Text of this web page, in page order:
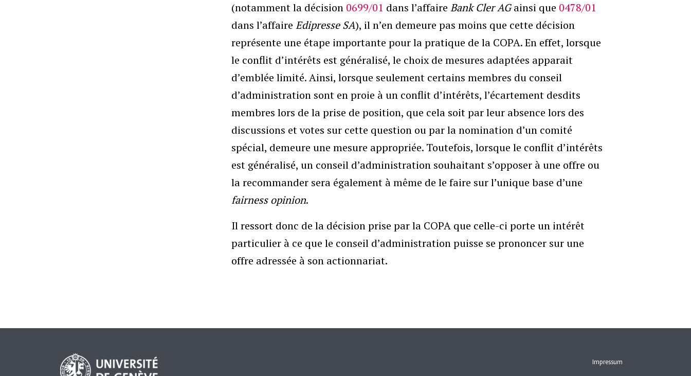
(notamment la décision 0699/01 dans l’affaire Bank Cler AGainsi que 0478/01
dans l’affaire Edipresse SA), il n’en demeure pas moins que cette décision
représente une étape importante pour la pratique de la COPA. En effet, lorsque
le conflit d’intérêts est généralisé, le choix de mesures adaptées apparait
d’emblée limité. Ainsi, lorsque seulement certains membres du conseil
d’administration sont en proie à un conflit d’intérêts, l’écartement desdits
membres lors de la prise de position, que cela soit par leur absence lors des
discussions et votes sur cette question ou par la nomination d’un comité
spécial, demeure une mesure appropriée. Toutefois, lorsque le conflit d’intérêts
est généralisé, un conseil d’administration souhaitant s’opposer à une offre ou
la recommander sera également à même de le faire sur l’unique base d’une
fairness opinion.
Il ressort donc de la décision prise par la COPA que celle-ci porte un intérêt
particulier à ce que le conseil d’administration puisse se prononcer sur une
offre adressée à son actionnariat.
Impressum